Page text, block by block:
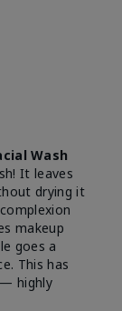
Wash
It leaves
drying it
makeup
goes a
This has
highly